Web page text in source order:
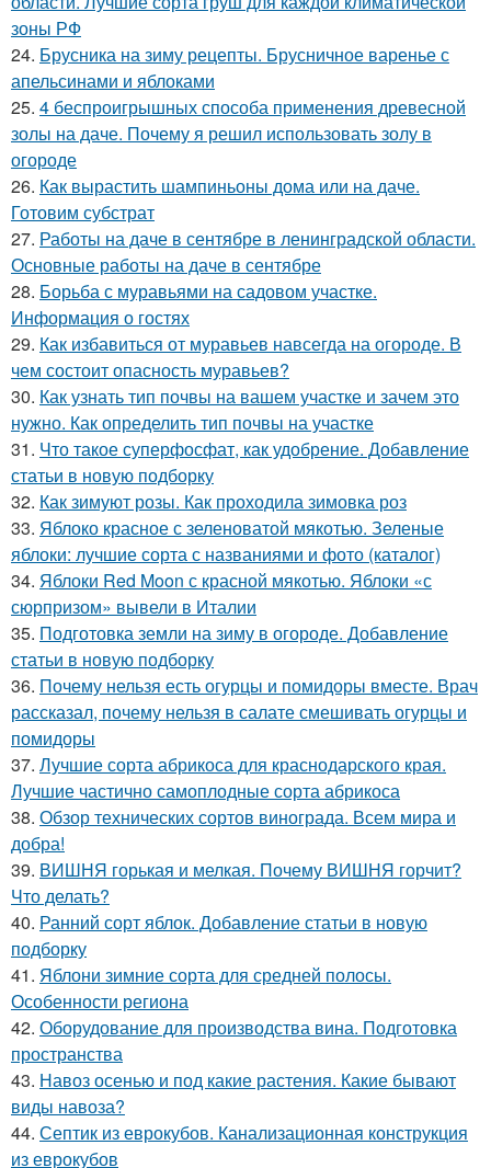
зоны РФ
24. Брусника на зиму рецепты. Брусничное варенье с
апельсинами и яблоками
25. 4 беспроигрышных способа применения древесной
золы на даче. Почему я решил использовать золу в
огороде
26. Как вырастить шампиньоны дома или на даче.
Готовим субстрат
27. Работы на даче в сентябре в ленинградской области.
Основные работы на даче в сентябре
28. Борьба с муравьями на садовом участке.
Информация о гостях
29. Как избавиться от муравьев навсегда на огороде. В
чем состоит опасность муравьев?
30. Как узнать тип почвы на вашем участке и зачем это
нужно. Как определить тип почвы на участке
31. Что такое суперфосфат, как удобрение. Добавление
статьи в новую подборку
32. Как зимуют розы. Как проходила зимовка роз
33. Яблоко красное с зеленоватой мякотью. Зеленые
яблоки: лучшие сорта с названиями и фото (каталог)
34. Яблоки Red Moon с красной мякотью. Яблоки «с
сюрпризом» вывели в Италии
35. Подготовка земли на зиму в огороде. Добавление
статьи в новую подборку
36. Почему нельзя есть огурцы и помидоры вместе. Врач
рассказал, почему нельзя в салате смешивать огурцы и
помидоры
37. Лучшие сорта абрикоса для краснодарского края.
Лучшие частично самоплодные сорта абрикоса
38. Обзор технических сортов винограда. Всем мира и
добра!
39. ВИШНЯ горькая и мелкая. Почему ВИШНЯ горчит?
Что делать?
40. Ранний сорт яблок. Добавление статьи в новую
подборку
41. Яблони зимние сорта для средней полосы.
Особенности региона
42. Оборудование для производства вина. Подготовка
пространства
43. Навоз осенью и под какие растения. Какие бывают
виды навоза?
44. Септик из еврокубов. Канализационная конструкция
из еврокубов